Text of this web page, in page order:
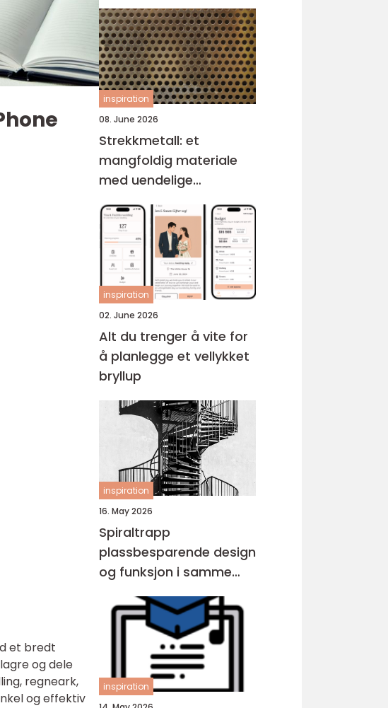
et bredt
og dele
regneark,
og effektiv
inspiration
08. June 2026
Strekkmetall: et
mangfoldig materiale
med uendelige
muligheter
inspiration
02. June 2026
Alt du trenger å vite for
å planlegge et vellykket
bryllup
inspiration
16. May 2026
Spiraltrapp
plassbesparende design
og funksjon i samme
løsning
inspiration